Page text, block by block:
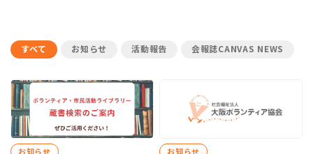
すべて お知らせ 活動報告 会報誌CANVAS NEWS
お知らせ お知らせ